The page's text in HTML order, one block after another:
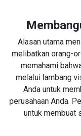
Alasan utama
melibatkan orang-
memahami
melalui lambang
Anda untuk
perusahaan Anda.
untuk membuat